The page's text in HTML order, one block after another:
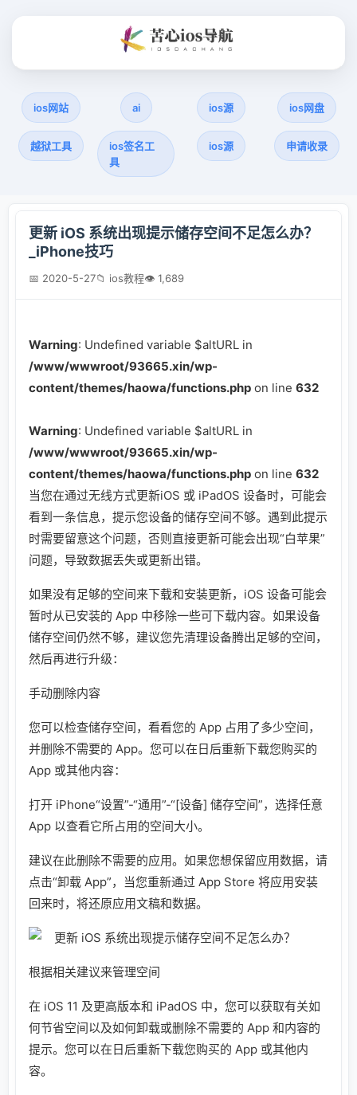
ios网站 ai ios源 ios网盘
越狱工具
ios签名工
具
ios源 申请收录
更新 iOS 系统出现提示储存空间不足怎么办？
_iPhone技巧
📅 2020-5-27📁 ios教程👁 1,689
Warning: Undefined variable $altURL in
/www/wwwroot/93665.xin/wp-
content/themes/haowa/functions.php on line 632
Warning: Undefined variable $altURL in
/www/wwwroot/93665.xin/wp-
content/themes/haowa/functions.php on line 632
当您在通过无线方式更新iOS 或 iPadOS 设备时，可能会
看到一条信息，提示您设备的储存空间不够。遇到此提示
时需要留意这个问题，否则直接更新可能会出现“白苹果”
问题，导致数据丢失或更新出错。
如果没有足够的空间来下载和安装更新，iOS 设备可能会
暂时从已安装的 App 中移除一些可下载内容。如果设备
储存空间仍然不够，建议您先清理设备腾出足够的空间，
然后再进行升级：
手动删除内容
您可以检查储存空间，看看您的 App 占用了多少空间，
并删除不需要的 App。您可以在日后重新下载您购买的
App 或其他内容：
打开 iPhone“设置”-“通用”-“[设备] 储存空间”，选择任意
App 以查看它所占用的空间大小。
建议在此删除不需要的应用。如果您想保留应用数据，请
点击“卸载 App”，当您重新通过 App Store 将应用安装
回来时，将还原应用文稿和数据。
根据相关建议来管理空间
在 iOS 11 及更高版本和 iPadOS 中，您可以获取有关如
何节省空间以及如何卸载或删除不需要的 App 和内容的
提示。您可以在日后重新下载您购买的 App 或其他内
容。